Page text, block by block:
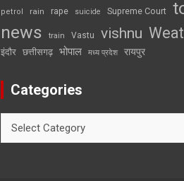
petrol rain rape suicide Supreme Court
news
train Vastu vishnu
इंदौर छत्तीसगढ़ भोपाल मध्य प्रदेश रायपुर
Categories